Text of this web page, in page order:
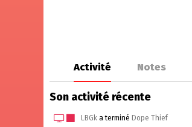
Activité Notes
Son activité récente
LBGk a terminé Dope Thief